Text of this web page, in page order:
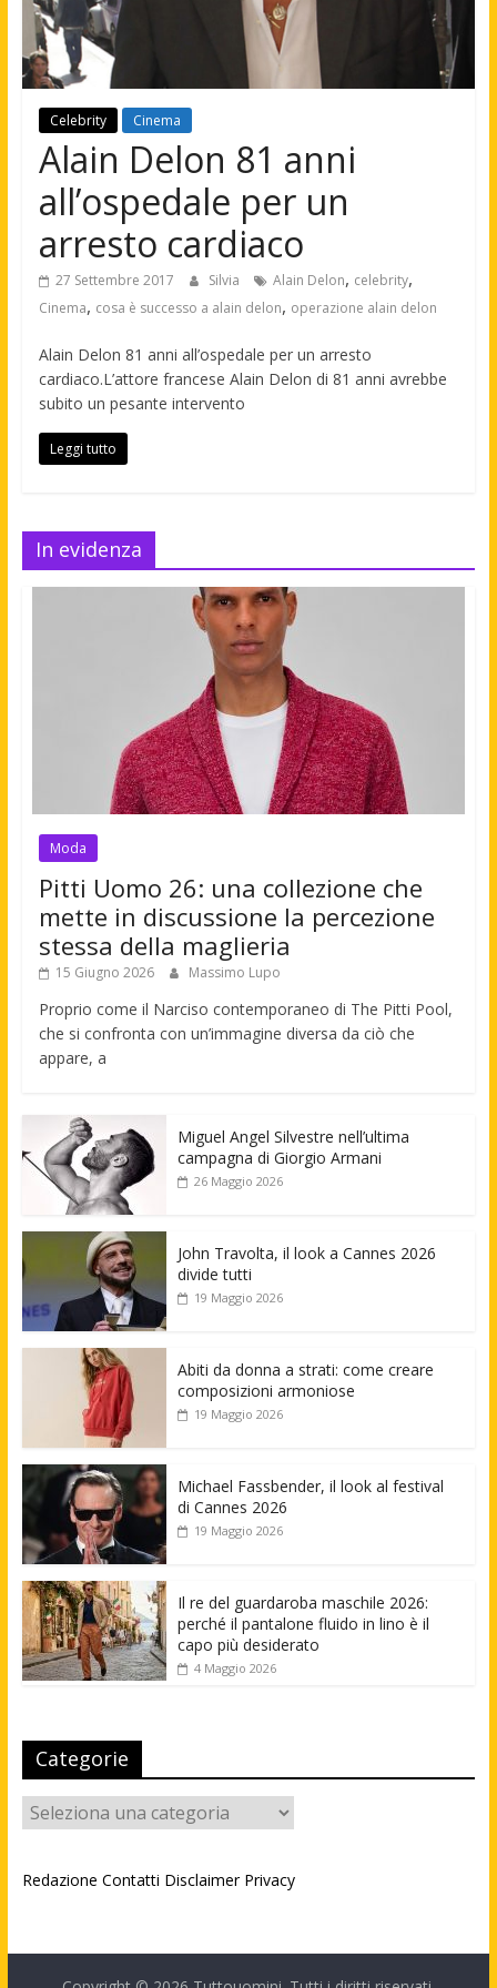
Celebrity Cinema
Alain Delon 81 anni
all’ospedale per un
arresto cardiaco
27 Settembre 2017 Silvia Alain Delon, celebrity,
Cinema, cosa è successo a alain delon, operazione alain delon
Alain Delon 81 anni all’ospedale per un arresto
cardiaco.L’attore francese Alain Delon di 81 anni avrebbe
subito un pesante intervento
Leggi tutto
In evidenza
Moda
Pitti Uomo 26: una collezione che
mette in discussione la percezione
stessa della maglieria
15 Giugno 2026 Massimo Lupo
Proprio come il Narciso contemporaneo di The Pitti Pool,
che si confronta con un’immagine diversa da ciò che
appare, a
Miguel Angel Silvestre nell’ultima
campagna di Giorgio Armani
26 Maggio 2026
John Travolta, il look a Cannes 2026
divide tutti
19 Maggio 2026
Abiti da donna a strati: come creare
composizioni armoniose
19 Maggio 2026
Michael Fassbender, il look al festival
di Cannes 2026
19 Maggio 2026
Il re del guardaroba maschile 2026:
perché il pantalone fluido in lino è il
capo più desiderato
4 Maggio 2026
Categorie
Categorie
Redazione Contatti Disclaimer Privacy